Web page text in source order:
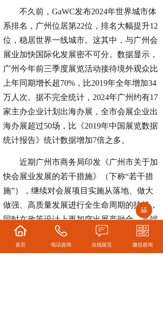
不久前，GaWC发布2024年世界城市体
系排名，广州位居第22位，排名大幅提升12
位，稳居世界一线城市。这其中，与广州会
展业加快国际化发展密不可分。数据显示，
广州今年前三季度展览活动接待境外观众比
上年同期增长超70%，比2019年全年增加34
万人次。据不完全统计，2024年广州约有17
家主办企业计划出海办展，全市会展企业出
海办展超过50场，比《2019年中国展览数据
统计报告》统计数据增加7倍之多。
近期广州市商务局印发《广州市关于加
快会展业发展的若干措施》（下称“若干措
施”），继续对会展项目实施从落地、做大
做强、高质量发展进行全生命周期的扶持，
同时在政策设计上更加突出展产融合、高端
高质和创新引领，在加大力度培育引进大型
展会、支持举办高端会议的同时，更加聚集
首页 电话咨询 在线留言 微信咨询